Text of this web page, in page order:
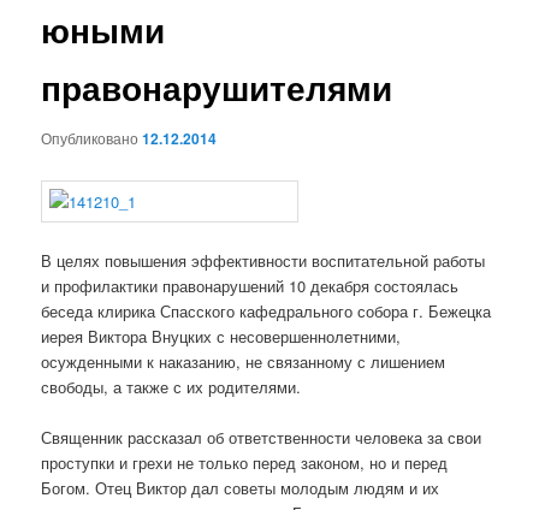
юными
правонарушителями
Опубликовано12.12.2014
В целях повышения эффективности воспитательной работы
и профилактики правонарушений 10 декабря состоялась
беседа клирика Спасского кафедрального собора г. Бежецка
иерея Виктора Внуцких с несовершеннолетними,
осужденными к наказанию, не связанному с лишением
свободы, а также с их родителями.
Священник рассказал об ответственности человека за свои
проступки и грехи не только перед законом, но и перед
Богом. Отец Виктор дал советы молодым людям и их